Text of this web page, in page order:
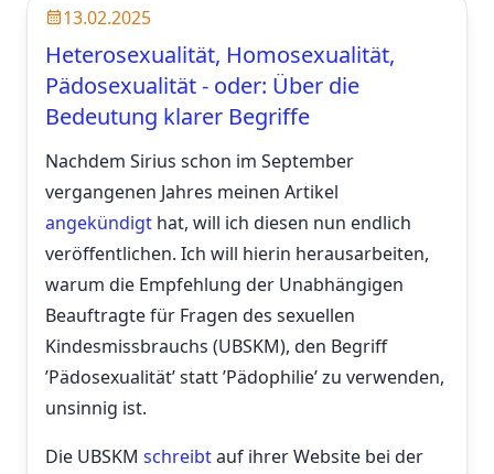
13.02.2025
Heterosexualität, Homosexualität,
Pädosexualität - oder: Über die
Bedeutung klarer Begriffe
Nachdem Sirius schon im September
vergangenen Jahres meinen Artikel
angekündigt hat, will ich diesen nun endlich
veröffentlichen. Ich will hierin herausarbeiten,
warum die Empfehlung der Unabhängigen
Beauftragte für Fragen des sexuellen
Kindesmissbrauchs (UBSKM), den Begriff
’Pädosexualität’ statt ’Pädophilie’ zu verwenden,
unsinnig ist.
Die UBSKM schreibtauf ihrer Website bei der